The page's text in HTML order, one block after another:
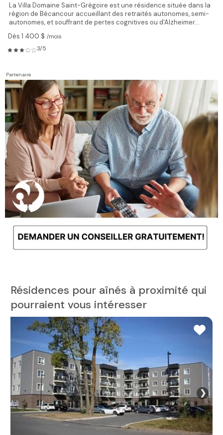
La Villa Domaine Saint-Grégoire est une résidence située dans la
région de Bécancour accueillant des retraités autonomes, semi-
autonomes, et souffrant de pertes cognitives ou d'Alzheimer...
Dès 1 400 $ /mois
3/5
Partenaire
Résidences pour aînés à proximité qui
pourraient vous intéresser
❯